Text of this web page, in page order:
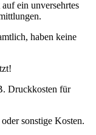
ein unversehrtes
haben keine
Druckkosten für
sonstige Kosten.